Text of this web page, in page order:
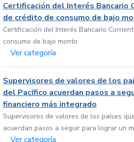
Certificación del Interés Bancario
de crédito de consumo de bajo
Certificación del Interés Bancario
consumo de bajo monto
Ver categoría
Supervisores de valores de los
del Pacífico acuerdan pasos a
financiero más integrado
Supervisores de valores de los países
acuerdan pasos a seguir para lograr un
Ver categoría